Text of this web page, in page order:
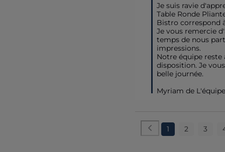
Je suis ravie
Table Ronde
Bistro correspond
Je vous remercie
temps de nous
impressions.
Notre équipe reste
disposition. Je
belle journée.
Myriam de
1 2 3